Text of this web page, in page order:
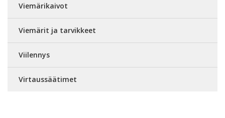
Viemärikaivot
Viemärit ja tarvikkeet
Viilennys
Virtaussäätimet